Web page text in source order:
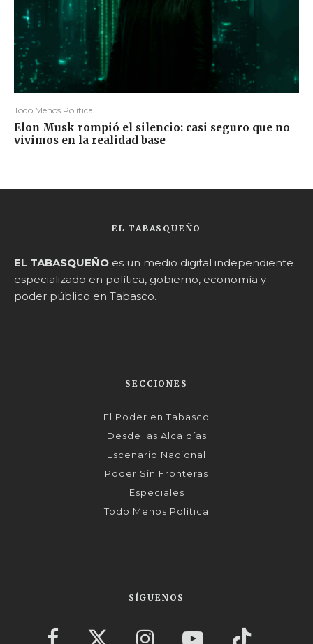
Todo Menos Política
Elon Musk rompió el silencio: casi seguro que no
vivimos en la realidad base
EL TABASQUEÑO
EL TABASQUEÑO es un medio digital independiente
especializado en política, gobierno, economía y
poder público en Tabasco.
SECCIONES
El Poder en Tabasco
Desde las Alcaldías
Escenario Nacional
Poder Sin Fronteras
Especiales
Todo Menos Política
SÍGUENOS